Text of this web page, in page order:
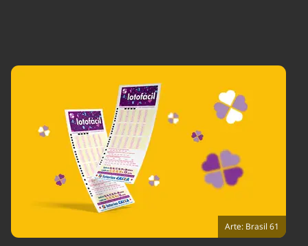
Brasil Mineral
Ciência &
Tecnologia
Comportamento
Cultura
Economia
Educação
Infraestrutura
Internacional
Meio Ambiente
Podcast
Saúde
Tempo
Arte: Brasil 61